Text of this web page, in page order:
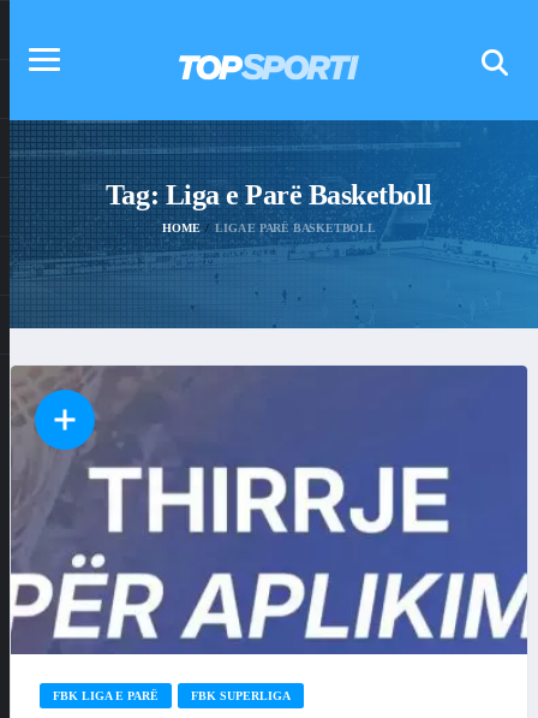
Tag:Liga e Parë Basketboll
HOME LIGA E PARË BASKETBOLL
FBK LIGA E PARË FBK SUPERLIGA